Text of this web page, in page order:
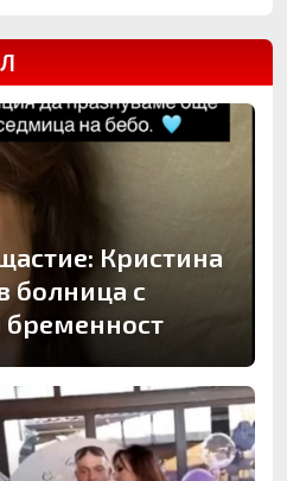
Кристина
болница с
бременност